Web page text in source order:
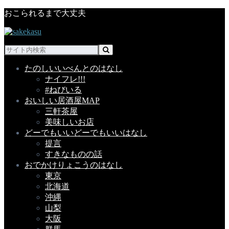
おこられるまで大丈夫
たのしいいべんとのはなし
ナイフレ!!!
#ねびいる
おいしい居酒屋MAP
三軒茶屋
美味しいお店
どーでもいいどーでもいいはなし
提言
すきなものの話
おでかけ りょこうのはなし
東京
北海道
沖縄
山梨
大阪